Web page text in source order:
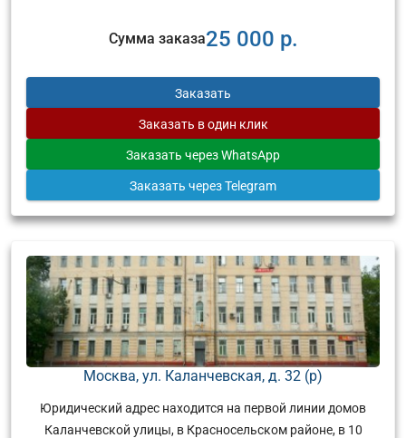
Сумма заказа25 000 р.
Заказать
Заказать в один клик
Заказать через WhatsApp
Заказать через Telegram
Москва, ул. Каланчевская, д. 32 (р)
Юридический адрес находится на первой линии домов
Каланчевской улицы, в Красносельском районе, в 10